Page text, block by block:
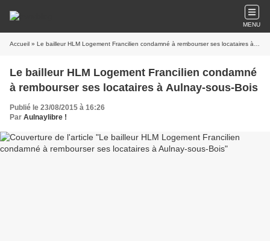
MENU
Accueil » Le bailleur HLM Logement Francilien condamné à rembourser ses locataires à Aulnay-sous-Bois
Le bailleur HLM Logement Francilien condamné
à rembourser ses locataires à Aulnay-sous-Bois
Publié le 23/08/2015 à 16:26
Par Aulnaylibre !